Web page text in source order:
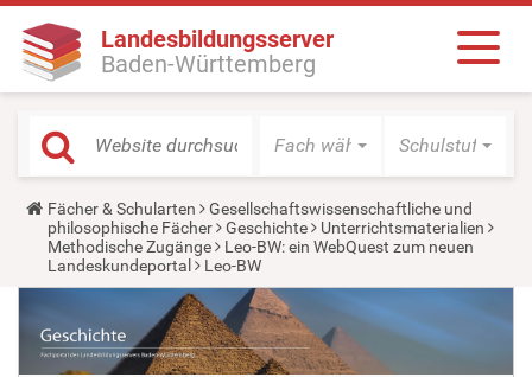
Landesbildungsserver
Baden-Württemberg
Fach wählen Schulstufe
Y
o
u
a
r
e
r
Fächer & Schularten
Gesellschaftswissenschaftliche und
philosophische Fächer
Geschichte
Unterrichtsmaterialien
Methodische Zugänge
Leo-BW: ein WebQuest zum neuen
Landeskundeportal
Leo-BW